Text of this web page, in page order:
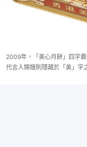
2009年，「美心月餅」四字
代言人嫦娥則隱藏於「美」字